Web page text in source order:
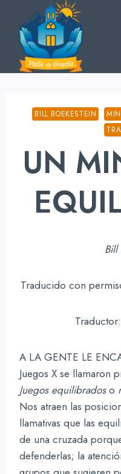
content
BILL BOEKESTEIN
UN
Bill
Traducido con
A LA GENTE LE
Juegos X se llamaron
Juegos equilibradoso
Nos atraen las
llamativas que las
de una cruzada
defenderlas; la